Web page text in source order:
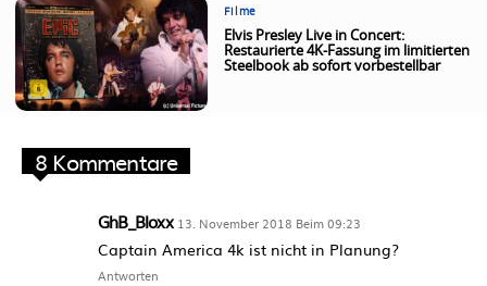
Filme
Elvis Presley Live in Concert:
Restaurierte 4K-Fassung im limitierten
Steelbook ab sofort vorbestellbar
8 Kommentare
GhB_Bloxx 13. November 2018 Beim 09:23
Captain America 4k ist nicht in Planung?
Antworten